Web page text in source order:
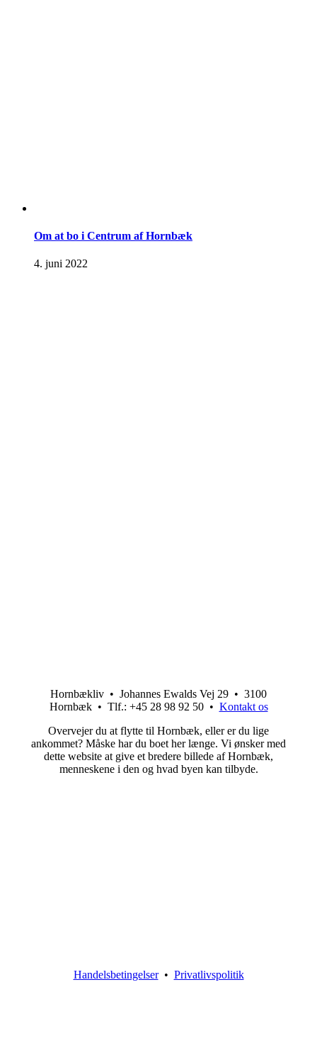
Om at bo i Centrum af Hornbæk
4. juni 2022
Hornbækliv • Johannes Ewalds Vej 29 • 3100
Hornbæk • Tlf.: +45 28 98 92 50 • Kontakt os
Overvejer du at flytte til Hornbæk, eller er du lige
ankommet? Måske har du boet her længe. Vi ønsker med
dette website at give et bredere billede af Hornbæk,
menneskene i den og hvad byen kan tilbyde.
Handelsbetingelser• Privatlivspolitik